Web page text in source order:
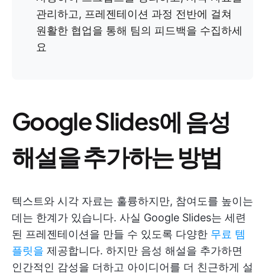
관리하고, 프레젠테이션 과정 전반에 걸쳐
원활한 협업을 통해 팀의 피드백을 수집하세
요
Google Slides에 음성
해설을 추가하는 방법
텍스트와 시각 자료는 훌륭하지만, 참여도를 높이는
데는 한계가 있습니다. 사실 Google Slides는 세련
된 프레젠테이션을 만들 수 있도록 다양한 무료 템
플릿을 제공합니다. 하지만 음성 해설을 추가하면
인간적인 감성을 더하고 아이디어를 더 친근하게 설